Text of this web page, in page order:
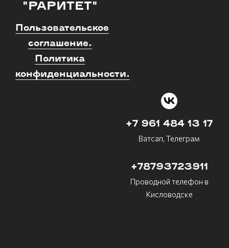
"РАРИТЕТ"
Пользовательское
соглашение.
Политика
конфиденциальности.
+7 961 484 13 17
Ватсап, Телеграм
+78793723911
Проводной телефон в
Кисловодске